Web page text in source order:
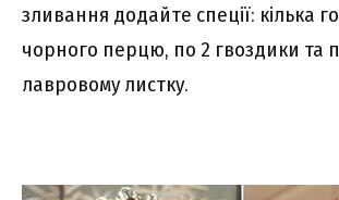
зливання додайте спеції: кілька
чорного перцю, по 2 гвоздики та
лавровому листку.